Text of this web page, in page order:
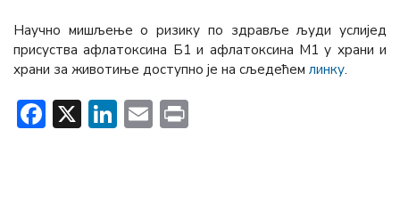
Научно мишљење о ризику по здравље људи услијед
присуства афлатоксина Б1 и афлатоксина М1 у храни и
храни за животиње доступно је на сљедећем линку.
Facebook
X LinkedIn
Email